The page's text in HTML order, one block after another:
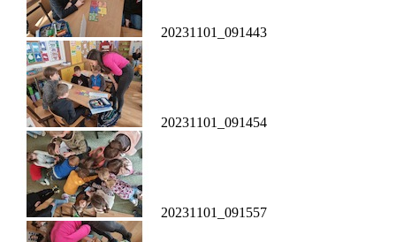
20231101_091443
20231101_091454
20231101_091557